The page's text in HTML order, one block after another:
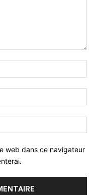
web dans ce navigateur